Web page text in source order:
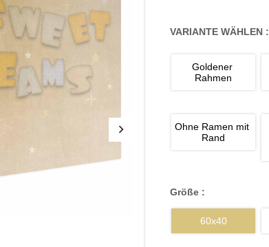
VARIANTE WÄHLEN :
Goldener
Rahmen
Ohne Ramen mit
Rand
Größe :
60x40